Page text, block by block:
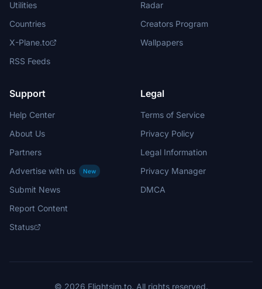
Utilities
Countries
X-Plane.to
RSS Feeds
Radar
Creators Program
Wallpapers
Support
Help Center
About Us
Partners
Advertise with us
New
Submit News
Report Content
Status
Legal
Terms of Service
Privacy Policy
Legal Information
Privacy Manager
DMCA
© 2026 Flightsim.to. All rights reserved.